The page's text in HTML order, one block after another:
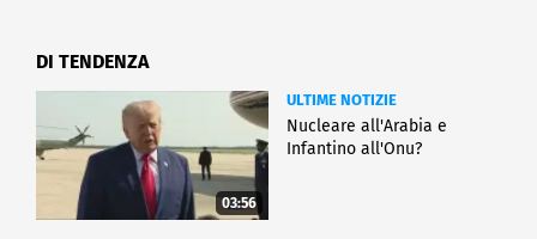
DI TENDENZA
03:56
ULTIME NOTIZIE
Nucleare all'Arabia e
Infantino all'Onu?